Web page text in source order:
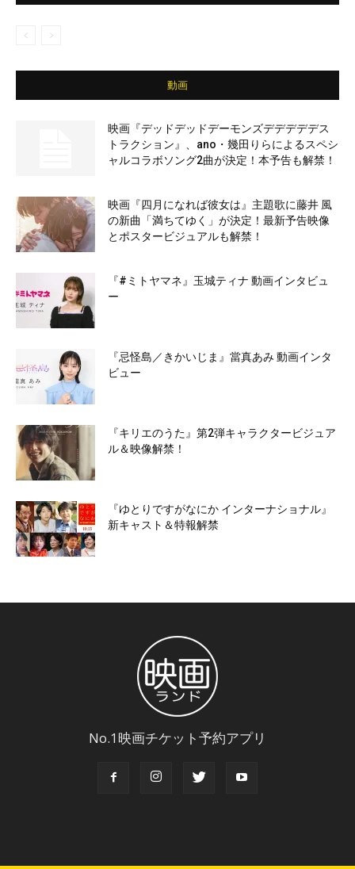
動画
映画『デッドデッドデーモンズデデデデデス
トラクション』、ano・幾田りらによるスペシ
ャルコラボソング2曲が決定！本予告も解禁！
映画『四月になれば彼女は』主題歌に藤井 風
の新曲「満ちてゆく」が決定！最新予告映像
とポスタービジュアルも解禁！
『#ミトヤマネ』玉城ティナ 動画インタビュ
ー
『忌怪島／きかいじま』當真あみ 動画インタ
ビュー
『キリエのうた』第2弾キャラクタービジュア
ル＆映像解禁！
『ゆとりですがなにか インターナショナル』
新キャスト＆特報解禁
No.1映画チケット予約アプリ